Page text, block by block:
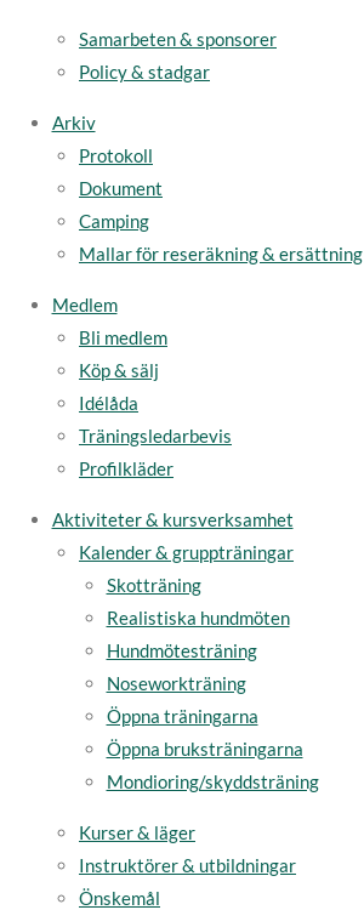
Samarbeten & sponsorer
Policy & stadgar
Arkiv
Protokoll
Dokument
Camping
Mallar för reseräkning & ersättning
Medlem
Bli medlem
Köp & sälj
Idélåda
Träningsledarbevis
Profilkläder
Aktiviteter & kursverksamhet
Kalender & gruppträningar
Skotträning
Realistiska hundmöten
Hundmötesträning
Noseworkträning
Öppna träningarna
Öppna bruksträningarna
Mondioring/skyddsträning
Kurser & läger
Instruktörer & utbildningar
Önskemål